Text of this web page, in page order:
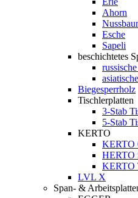
Ahorn
Esche
Sapeli
beschichtetes
Biegesperrholz
Tischlerplatten
3-Stab
5-Stab
KERTO
KERTO
HERTO
KERTO
LVL X
Span- &